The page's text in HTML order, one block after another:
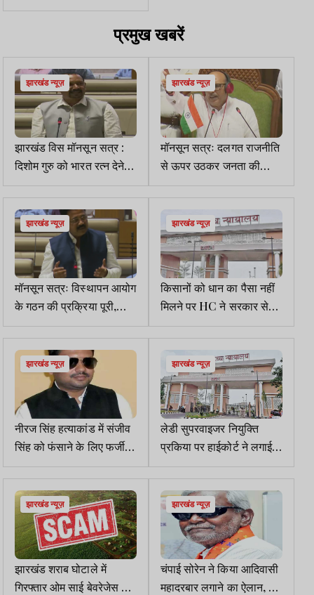
मंत्री ने सौंपा 1 करोड़ का चेक
प्रमुख खबरें
झारखंड न्यूज़
झारखंड विस मॉनसून सत्र :
दिशोम गुरु को भारत रत्न देने
का प्रस्ताव पारित
झारखंड न्यूज़
मॉनसून सत्रः दलगत राजनीति
से ऊपर उठकर जनता की
आवाज को प्राथमिकता दी
जानी चाहिएः स्पीकर
झारखंड न्यूज़
मॉनसून सत्रः विस्थापन आयोग
के गठन की प्रक्रिया पूरी,
कैबिनेट से ली जाएगी मंजूरीः
दीपक बिरूआ
झारखंड न्यूज़
किसानों को धान का पैसा नहीं
मिलने पर HC ने सरकार से
मांगा जवाब
झारखंड न्यूज़
नीरज सिंह हत्याकांड में संजीव
सिंह को फंसाने के लिए फर्जी
CDR पेश किया, अनुसंधानक
व एपीपी को नोटिस
झारखंड न्यूज़
लेडी सुपरवाइजर नियुक्ति
प्रकिया पर हाईकोर्ट ने लगाई
रोक
झारखंड न्यूज़
झारखंड शराब घोटाले में
गिरफ्तार ओम साई बेवरेजेस के
झारखंड न्यूज़
चंपाई सोरेन ने किया आदिवासी
महादरबार लगाने का ऐलान, दो